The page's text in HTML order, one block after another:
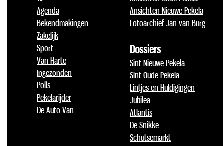
Agenda
Bekendmakingen
Zakelijk
Sport
Van Harte
Ingezonden
Polls
Pekelarijder
De Auto Van
Ansichten Nieuwe Pekela
Fotoarchief Jan van Burg
Dossiers
Sint Nieuwe Pekela
Sint Oude Pekela
Lintjes en Huldigingen
Jubilea
Atlantis
De Snikke
Schutsemarkt